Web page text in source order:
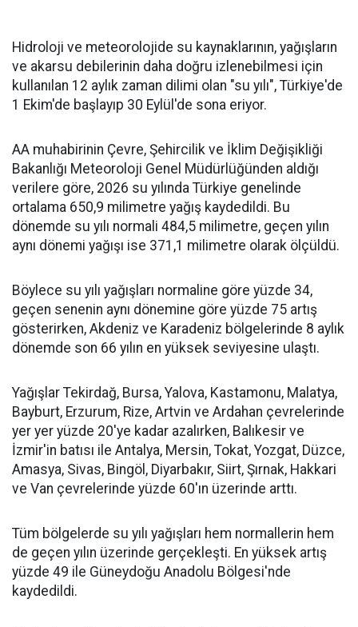
Hidroloji ve meteorolojide su kaynaklarının, yağışların
ve akarsu debilerinin daha doğru izlenebilmesi için
kullanılan 12 aylık zaman dilimi olan "su yılı", Türkiye'de
1 Ekim'de başlayıp 30 Eylül'de sona eriyor.
AA muhabirinin Çevre, Şehircilik ve İklim Değişikliği
Bakanlığı Meteoroloji Genel Müdürlüğünden aldığı
verilere göre, 2026 su yılında Türkiye genelinde
ortalama 650,9 milimetre yağış kaydedildi. Bu
dönemde su yılı normali 484,5 milimetre, geçen yılın
aynı dönemi yağışı ise 371,1 milimetre olarak ölçüldü.
Böylece su yılı yağışları normaline göre yüzde 34,
geçen senenin aynı dönemine göre yüzde 75 artış
gösterirken, Akdeniz ve Karadeniz bölgelerinde 8 aylık
dönemde son 66 yılın en yüksek seviyesine ulaştı.
Yağışlar Tekirdağ, Bursa, Yalova, Kastamonu, Malatya,
Bayburt, Erzurum, Rize, Artvin ve Ardahan çevrelerinde
yer yer yüzde 20'ye kadar azalırken, Balıkesir ve
İzmir'in batısı ile Antalya, Mersin, Tokat, Yozgat, Düzce,
Amasya, Sivas, Bingöl, Diyarbakır, Siirt, Şırnak, Hakkari
ve Van çevrelerinde yüzde 60'ın üzerinde arttı.
Tüm bölgelerde su yılı yağışları hem normallerin hem
de geçen yılın üzerinde gerçekleşti. En yüksek artış
yüzde 49 ile Güneydoğu Anadolu Bölgesi'nde
kaydedildi.